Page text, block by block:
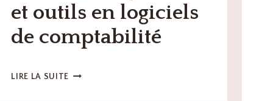
et outils en logiciels
de comptabilité
LIRE LA SUITE LOGICIELS